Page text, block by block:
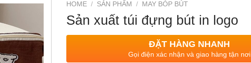
HOME / SẢN PHẨM / MAY BÓP BÚT
Sản xuất túi đựng bút in logo
ĐẶT HÀNG NHANH
Gọi điện xác nhận và giao hàng tận nơi